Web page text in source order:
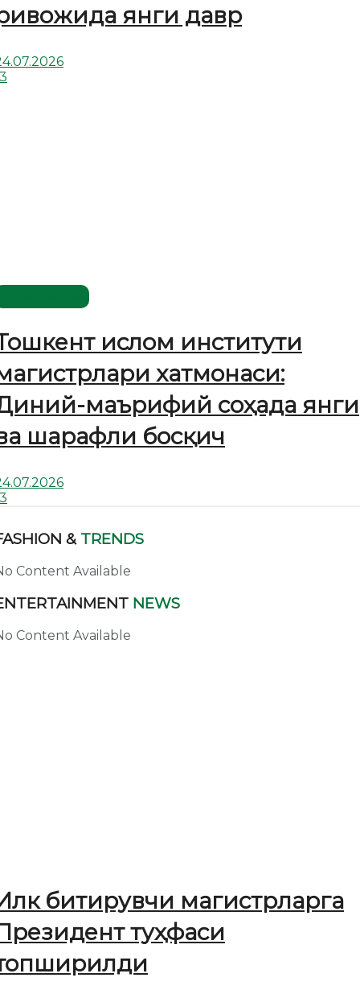
янги давр
ислом институти
хатмонаси:
маърифий соҳада янги
шарафли босқич
& TRENDS
Content Available
NEWS
Content Available
битирувчи магистрларга
туҳфаси